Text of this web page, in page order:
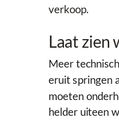
verkoop.
Laat zien
Meer
eruit springen
moeten
helder uiteen